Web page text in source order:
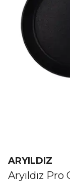
ARYILDIZ
Aryıldız Pro